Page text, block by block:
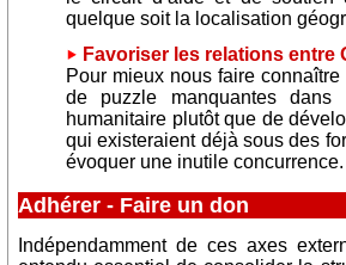
quelque soit la localisation
Favoriser les relations entre
Pour mieux nous faire
de puzzle manquantes
humanitaire plutôt que de
qui existeraient déjà sous des
évoquer une inutile concurrence.
Adhérer - Faire un don
Indépendamment de ces axes